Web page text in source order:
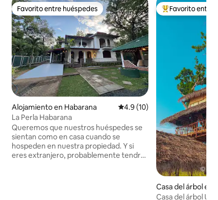
Favorito entre huéspedes
Favorito entre huéspedes
Alojamiento en Habarana Calificación promedio: 4.9 de
4.9 (10)
La Perla Habarana
Queremos que nuestros huéspedes se
sientan como en casa cuando se
hospeden en nuestra propiedad. Y si
eres extranjero, probablemente tendrás
Favorito entre
Favorito entre
Casa del árbol en
na
Casa del árbol